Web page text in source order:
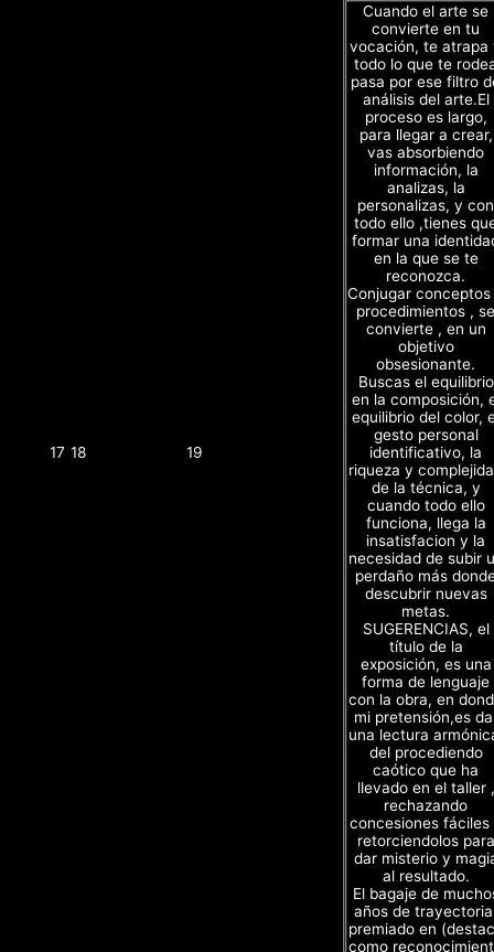
17 18 19
Cuando el arte se
convierte en tu
vocación, te atrapa
todo lo que te
pasa por ese filtro
análisis del arte.El
proceso es largo,
para llegar a crear,
vas absorbiendo
información, la
analizas, la
personalizas, y con
todo ello ,tienes
formar una
en la que se te
reconozca.
Conjugar
procedimientos , se
convierte , en un
objetivo
obsesionante.
Buscas el equilibrio
en la composición,
equilibrio del color,
gesto personal
identificativo, la
riqueza y
de la técnica, y
cuando todo ello
funciona, llega la
insatisfacion y la
necesidad de subir
perdaño más
descubrir nuevas
metas.
SUGERENCIAS, el
título de la
exposición, es una
forma de lenguaje
con la obra, en
mi pretensión,es
una lectura
del procediendo
caótico que ha
llevado en el taller ,
rechazando
concesiones fáciles
retorciendolos para
dar misterio y
al resultado.
El bagaje de
años de
premiado en
como